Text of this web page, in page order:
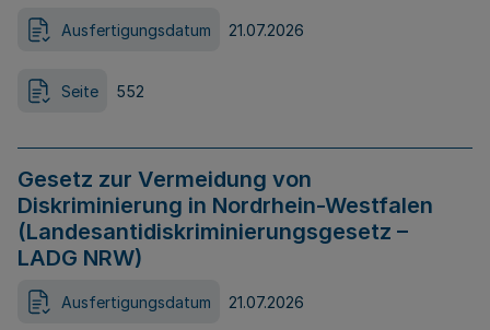
Ausfertigungsdatum 21.07.2026
Seite 552
Gesetz zur Vermeidung von
Diskriminierung in Nordrhein-Westfalen
(Landesantidiskriminierungsgesetz –
LADG NRW)
Ausfertigungsdatum 21.07.2026